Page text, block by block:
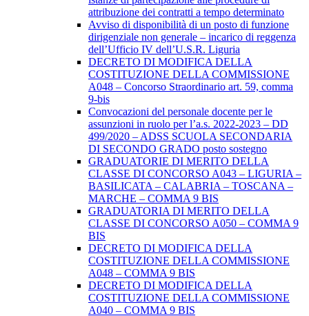
attribuzione dei contratti a tempo determinato
Avviso di disponibilità di un posto di funzione
dirigenziale non generale – incarico di reggenza
dell’Ufficio IV dell’U.S.R. Liguria
DECRETO DI MODIFICA DELLA
COSTITUZIONE DELLA COMMISSIONE
A048 – Concorso Straordinario art. 59, comma
9-bis
Convocazioni del personale docente per le
assunzioni in ruolo per l’a.s. 2022-2023 – DD
499/2020 – ADSS SCUOLA SECONDARIA
DI SECONDO GRADO posto sostegno
GRADUATORIE DI MERITO DELLA
CLASSE DI CONCORSO A043 – LIGURIA –
BASILICATA – CALABRIA – TOSCANA –
MARCHE – COMMA 9 BIS
GRADUATORIA DI MERITO DELLA
CLASSE DI CONCORSO A050 – COMMA 9
BIS
DECRETO DI MODIFICA DELLA
COSTITUZIONE DELLA COMMISSIONE
A048 – COMMA 9 BIS
DECRETO DI MODIFICA DELLA
COSTITUZIONE DELLA COMMISSIONE
A040 – COMMA 9 BIS